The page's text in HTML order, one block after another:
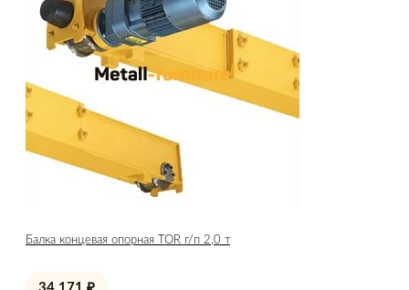
Балка концевая опорная TOR г/п 2,0 т